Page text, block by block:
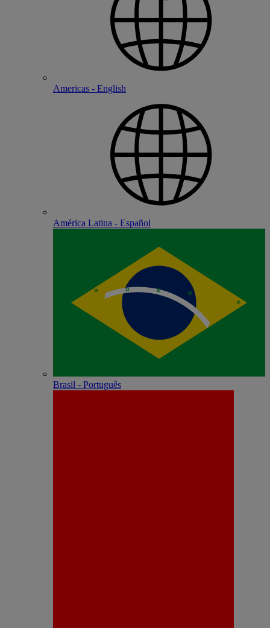
Americas - English
América Latina - Español
Brasil - Português